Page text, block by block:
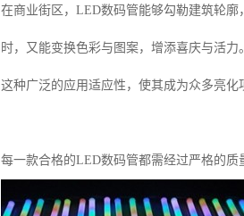
在商业街区，LED数码管能够勾勒建筑轮
时，又能变换色彩与图案，增添喜庆与活力。
这种广泛的应用适应性，使其成为众多亮化
每一款合格的LED数码管都需经过严格的质